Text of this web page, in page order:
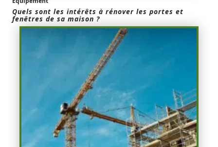
Quels sont les intérêts à rénover les portes et
fenêtres de sa maison ?